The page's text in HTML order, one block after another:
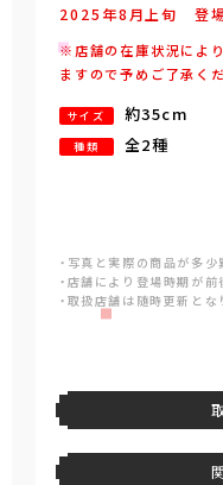
2025年8 月 上旬 登
※店舗の在庫状況によ
ますので予めご了承くだ
サイズ 約35cm
種類 全2種
・写真と実際の商品が多
・店舗により登場時期が
・取扱店舗は随時更新とな